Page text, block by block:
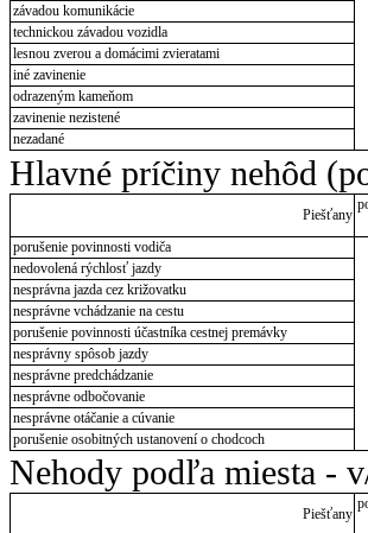
závadou komunikácie
technickou závadou vozidla
lesnou zverou a domácimi zvieratami
iné zavinenie
odrazeným kameňom
zavinenie nezistené
nezadané
Hlavné príčiny nehôd
Piešťany
porušenie povinnosti vodiča
nedovolená rýchlosť jazdy
nesprávna jazda cez križovatku
nesprávne vchádzanie na cestu
porušenie povinnosti účastníka cestnej premávky
nesprávny spôsob jazdy
nesprávne predchádzanie
nesprávne odbočovanie
nesprávne otáčanie a cúvanie
porušenie osobitných ustanovení o chodcoch
Nehody podľa miesta -
Piešťany